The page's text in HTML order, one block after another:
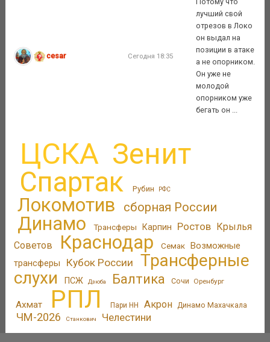
cesar Сегодня 18:35
лучший свой
отрезов в Локо
он выдал на
позиции в атаке
а не опорником.
Он уже не
молодой
опорником уже
бегать он ...
ЦСКА Зенит
Спартак Рубин РФС
Локомотив сборная России
Динамо Трансферы Карпин Ростов
Крылья
Советов
Краснодар Семак Возможные
трансферы
Кубок России
Трансферные
слухи
ПСЖ Дзюба Балтика Сочи Оренбург
Ахмат РПЛ Пари НН Акрон Динамо Махачкала
ЧМ-2026 Станкович Челестини